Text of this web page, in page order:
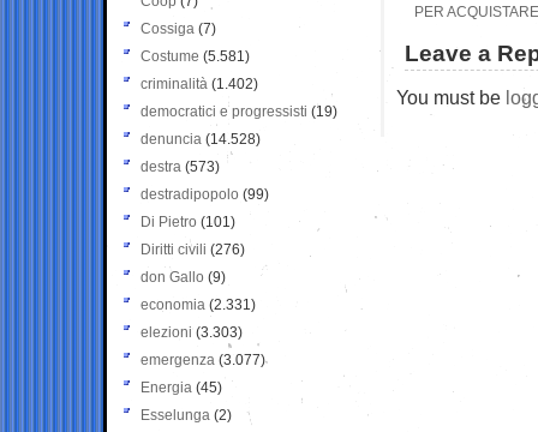
PER
Leave a
You must be
Cossiga (7)
Costume (5.581)
criminalità (1.402)
democratici e progressisti (19)
denuncia (14.528)
destra (573)
destradipopolo (99)
Di Pietro (101)
Diritti civili (276)
don Gallo (9)
economia (2.331)
elezioni (3.303)
emergenza (3.077)
Energia (45)
Esselunga (2)